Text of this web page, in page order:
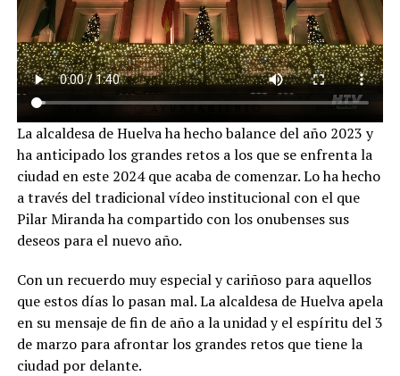
La alcaldesa de Huelva ha hecho balance del año 2023 y
ha anticipado los grandes retos a los que se enfrenta la
ciudad en este 2024 que acaba de comenzar. Lo ha hecho
a través del tradicional vídeo institucional con el que
Pilar Miranda ha compartido con los onubenses sus
deseos para el nuevo año.
Con un recuerdo muy especial y cariñoso para aquellos
que estos días lo pasan mal. La alcaldesa de Huelva apela
en su mensaje de fin de año a la unidad y el espíritu del 3
de marzo para afrontar los grandes retos que tiene la
ciudad por delante.